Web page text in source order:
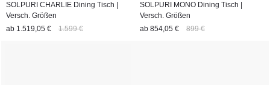
SOLPURI CHARLIE Dining Tisch |
Versch. Größen
ab 1.519,05 € 1.599 €
SOLPURI MONO Dining Tisch |
Versch. Größen
ab 854,05 € 899 €